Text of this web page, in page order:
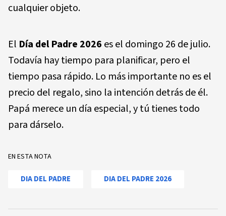
cualquier objeto.
El Día del Padre 2026 es el domingo 26 de julio.
Todavía hay tiempo para planificar, pero el
tiempo pasa rápido. Lo más importante no es el
precio del regalo, sino la intención detrás de él.
Papá merece un día especial, y tú tienes todo
para dárselo.
EN ESTA NOTA
DIA DEL PADRE DIA DEL PADRE 2026